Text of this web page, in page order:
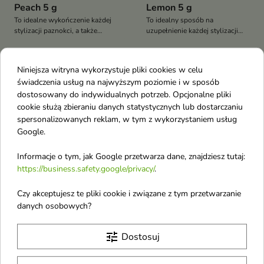
Peach 5 g
To idealne wykończenie każdej
stylizacji paznokci, a także
Lemon 5 g
To idealny sposób na
uzupełnienie każdej stylizacji
favorite_border
Claresa perfumowana
Oliwka do skórek
Oliwka do skórek i paznokci jest
idealnym produktem dla każdej
kobiety
Obecnie brak na stanie
Aba Group Oliwka do
Oliwka do skórek Yummy
Gummy
Niniejsza witryna wykorzystuje pliki cookies w celu
świadczenia usług na najwyższym poziomie i w sposób
dostosowany do indywidualnych potrzeb. Opcjonalne pliki
cookie służą zbieraniu danych statystycznych lub dostarczaniu
spersonalizowanych reklam, w tym z wykorzystaniem usług
Google.
Informacje o tym, jak Google przetwarza dane, znajdziesz tutaj:
https://business.safety.google/privacy/.
Czy akceptujesz te pliki cookie i związane z tym przetwarzanie
danych osobowych?
tune Dostosuj